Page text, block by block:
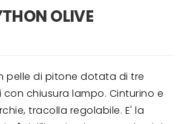
OLIVE
pelle di pitone dotata di tre
chiusura lampo. Cinturino e
tracolla regolabile. E' la